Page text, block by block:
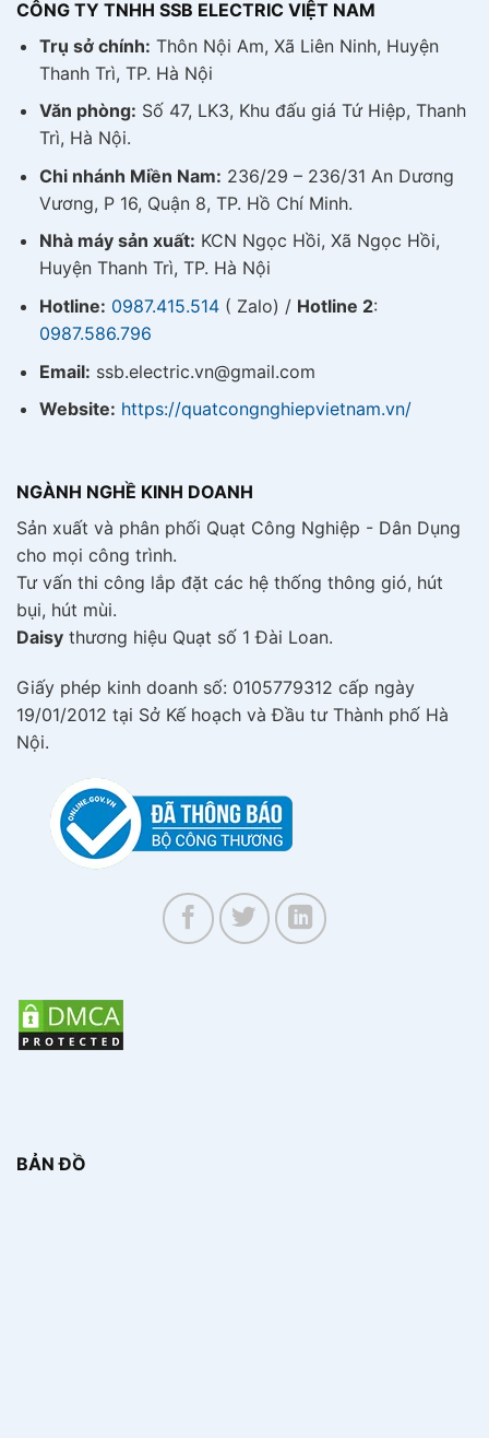
CÔNG TY TNHH SSB ELECTRIC VIỆT NAM
Trụ sở chính: Thôn Nội Am, Xã Liên Ninh, Huyện
Thanh Trì, TP. Hà Nội
Văn phòng: Số 47, LK3, Khu đấu giá Tứ Hiệp, Thanh
Trì, Hà Nội.
Chi nhánh Miền Nam: 236/29 – 236/31 An Dương
Vương, P 16, Quận 8, TP. Hồ Chí Minh.
Nhà máy sản xuất: KCN Ngọc Hồi, Xã Ngọc Hồi,
Huyện Thanh Trì, TP. Hà Nội
Hotline: 0987.415.514( Zalo) / Hotline 2:
0987.586.796
Email: ssb.electric.vn@gmail.com
Website: https://quatcongnghiepvietnam.vn/
NGÀNH NGHỀ KINH DOANH
Sản xuất và phân phối Quạt Công Nghiệp - Dân Dụng
cho mọi công trình.
Tư vấn thi công lắp đặt các hệ thống thông gió, hút
bụi, hút mùi.
Daisy thương hiệu Quạt số 1 Đài Loan.
Giấy phép kinh doanh số: 0105779312 cấp ngày
19/01/2012 tại Sở Kế hoạch và Đầu tư Thành phố Hà
Nội.
BẢN ĐỒ